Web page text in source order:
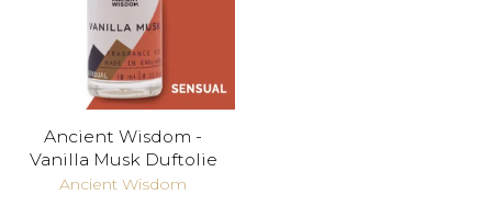
Ancient Wisdom -
Vanilla Musk Duftolie
Ancient Wisdom